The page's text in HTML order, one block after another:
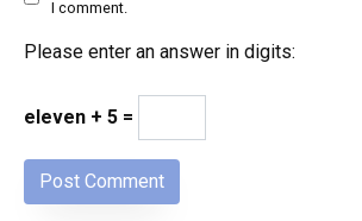
I comment.
Please enter an answer in digits:
eleven + 5 =